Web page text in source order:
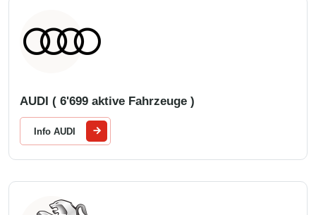
AUDI ( 6'699 aktive Fahrzeuge )
Info AUDI